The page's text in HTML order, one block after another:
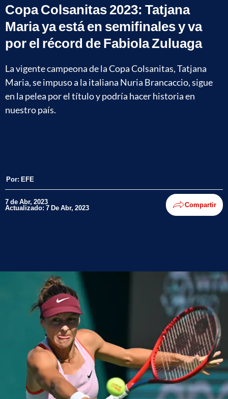
Copa Colsanitas 2023: Tatjana
Maria ya está en semifinales y va
por el récord de Fabiola Zuluaga
La vigente campeona de la Copa Colsanitas, Tatjana
Maria, se impuso a la italiana Nuria Brancaccio, sigue
en la pelea por el título y podría hacer historia en
nuestro país.
Por: EFE
7 de Abr, 2023
Actualizado: 7 De Abr, 2023 Compartir